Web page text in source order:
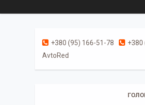
+380 (95) 166-51-78
+380
AvtoRed